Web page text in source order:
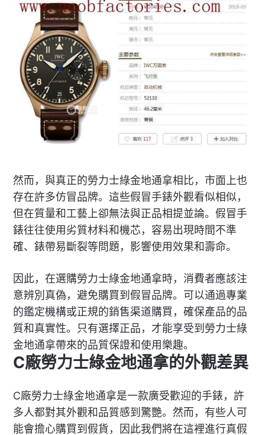
然而，與真正的勞力士綠金地通拿相比，市面上也
存在許多仿冒品牌。這些假冒手錶外觀看似相似，
但在質量和工藝上卻無法與正品相提並論。假冒手
錶往往使用劣質材料和機芯，容易出現時間不準
確、錶帶易斷裂等問題，影響使用效果和壽命。
因此，在選購勞力士綠金地通拿時，消費者應該注
意辨別真偽，避免購買到假冒品牌。可以通過專業
的鑑定機構或正規的銷售渠道購買，確保產品的品
質和真實性。只有選擇正品，才能享受到勞力士綠
金地通拿帶來的品質保證和使用樂趣。
C廠勞力士綠金地通拿的外觀差異
C廠勞力士綠金地通拿是一款廣受歡迎的手錶，許
多人都對其外觀和品質感到驚艷。然而，有些人可
能會擔心購買到假貨，因此我們將在這裡進行真假